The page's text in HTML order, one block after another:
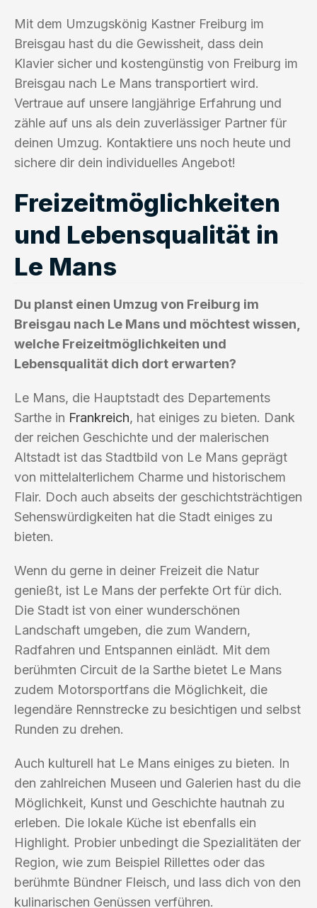
Mit dem Umzugskönig Kastner Freiburg im
Breisgau hast du die Gewissheit, dass dein
Klavier sicher und kostengünstig von Freiburg im
Breisgau nach Le Mans transportiert wird.
Vertraue auf unsere langjährige Erfahrung und
zähle auf uns als dein zuverlässiger Partner für
deinen Umzug. Kontaktiere uns noch heute und
sichere dir dein individuelles Angebot!
Freizeitmöglichkeiten
und Lebensqualität in
Le Mans
Du planst einen Umzug von Freiburg im
Breisgau nach Le Mans und möchtest wissen,
welche Freizeitmöglichkeiten und
Lebensqualität dich dort erwarten?
Le Mans, die Hauptstadt des Departements
Sarthe in Frankreich, hat einiges zu bieten. Dank
der reichen Geschichte und der malerischen
Altstadt ist das Stadtbild von Le Mans geprägt
von mittelalterlichem Charme und historischem
Flair. Doch auch abseits der geschichtsträchtigen
Sehenswürdigkeiten hat die Stadt einiges zu
bieten.
Wenn du gerne in deiner Freizeit die Natur
genießt, ist Le Mans der perfekte Ort für dich.
Die Stadt ist von einer wunderschönen
Landschaft umgeben, die zum Wandern,
Radfahren und Entspannen einlädt. Mit dem
berühmten Circuit de la Sarthe bietet Le Mans
zudem Motorsportfans die Möglichkeit, die
legendäre Rennstrecke zu besichtigen und selbst
Runden zu drehen.
Auch kulturell hat Le Mans einiges zu bieten. In
den zahlreichen Museen und Galerien hast du die
Möglichkeit, Kunst und Geschichte hautnah zu
erleben. Die lokale Küche ist ebenfalls ein
Highlight. Probier unbedingt die Spezialitäten der
Region, wie zum Beispiel Rillettes oder das
berühmte Bündner Fleisch, und lass dich von den
kulinarischen Genüssen verführen.